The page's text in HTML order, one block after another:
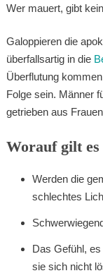
Wer mauert, gibt
Galoppieren die
überfallsartig in die
Überflutung
Folge sein. Männer
getrieben aus
Worauf gilt es
Werden die
schlechtes
Das Gefühl,
sie sich nicht